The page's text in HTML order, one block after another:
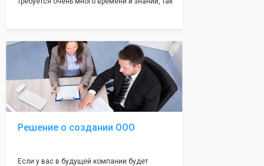
Наша компания предоставит вам свой
уникальный Устав Общества, который
подойдет для любой компании. Устав,
сделанный нашими профессиональными
юристами, успешно проходит регистрацию в
налоговой инспекции!
Решение о создании ООО
Если у вас в будущей компании будет